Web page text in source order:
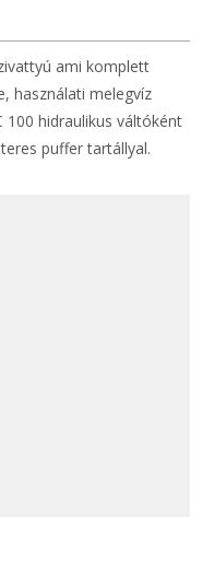
ami komplett
használati melegvíz
100 hidraulikus váltóként
puffer tartállyal.